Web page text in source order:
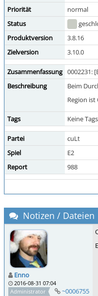
Priorität
normal
Status
Produktversion
3.8.16
Zielversion
3.10.0
Zusammenfassung 0002231:
Beschreibung
Beim
Region ist
Tags Keine
Partei
cuLt
Spiel
E2
Report
988
Notizen / Dateien
Enno
2016-08-31 07:04
Administrator
~0006755